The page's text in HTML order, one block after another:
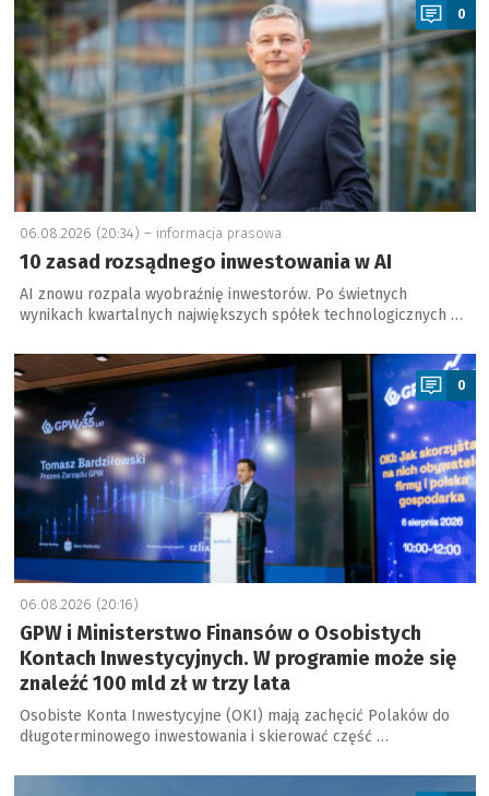
0
06.08.2026 (20:34) – informacja prasowa
10 zasad rozsądnego inwestowania w AI
AI znowu rozpala wyobraźnię inwestorów. Po świetnych
wynikach kwartalnych największych spółek technologicznych …
a
0
06.08.2026 (20:16)
GPW i Ministerstwo Finansów o Osobistych
Kontach Inwestycyjnych. W programie może się
znaleźć 100 mld zł w trzy lata
Osobiste Konta Inwestycyjne (OKI) mają zachęcić Polaków do
długoterminowego inwestowania i skierować część …
a